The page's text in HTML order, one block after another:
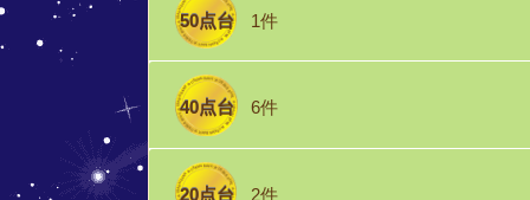
50点台 1件
40点台 6件
20点台 2件